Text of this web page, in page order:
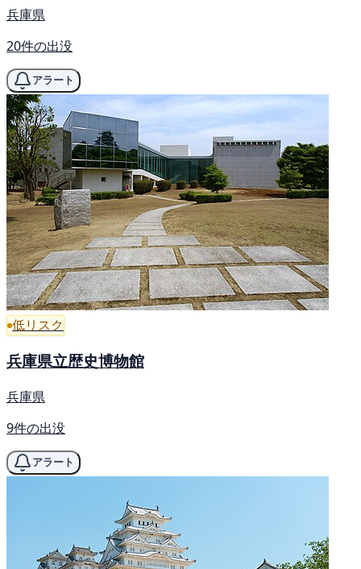
兵庫県
20件の出没
アラート
低リスク
兵庫県立歴史博物館
兵庫県
9件の出没
アラート